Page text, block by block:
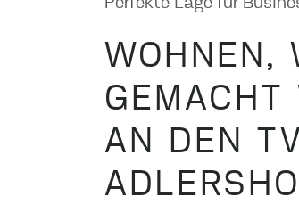
WOHNEN,
GEMACHT
AN DEN